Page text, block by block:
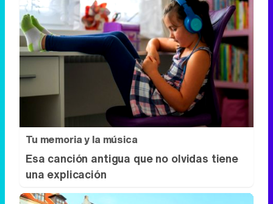
Tu memoria y la música
Esa canción antigua que no olvidas tiene
una explicación